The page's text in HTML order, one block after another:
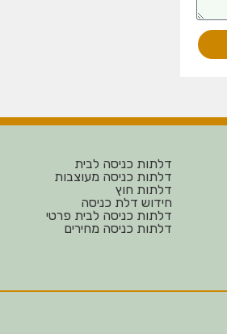
דלתות כניסה לבית
דלתות כניסה מעוצבות
דלתות חוץ
חידוש דלת כניסה
דלתות כניסה לבית פרטי
דלתות כניסה מחירים